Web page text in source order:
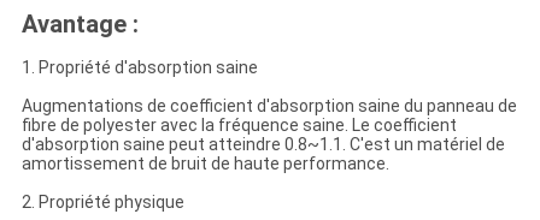
Avantage :
1. Propriété d'absorption saine
Augmentations de coefficient d'absorption saine du panneau de
fibre de polyester avec la fréquence saine. Le coefficient
d'absorption saine peut atteindre 0.8~1.1. C'est un matériel de
amortissement de bruit de haute performance.
2. Propriété physique